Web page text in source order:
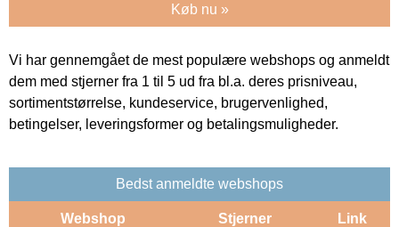
Køb nu »
Vi har gennemgået de mest populære webshops og anmeldt
dem med stjerner fra 1 til 5 ud fra bl.a. deres prisniveau,
sortimentstørrelse, kundeservice, brugervenlighed,
betingelser, leveringsformer og betalingsmuligheder.
Bedst anmeldte webshops
Webshop Stjerner Link